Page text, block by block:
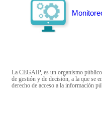
La CEGAIP, es un organismo
de gestión y de decisión, a la que se
derecho de acceso a la información